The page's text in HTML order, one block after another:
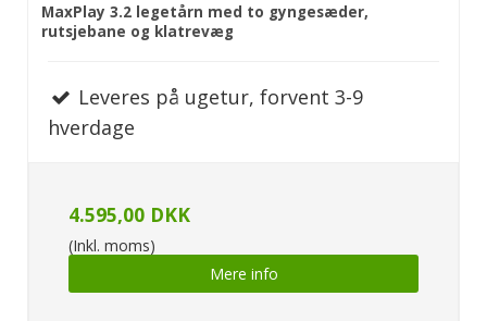
MaxPlay 3.2 legetårn med to gyngesæder,
rutsjebane og klatrevæg
Leveres på ugetur, forvent 3-9
hverdage
4.595,00 DKK
(Inkl. moms)
Mere info